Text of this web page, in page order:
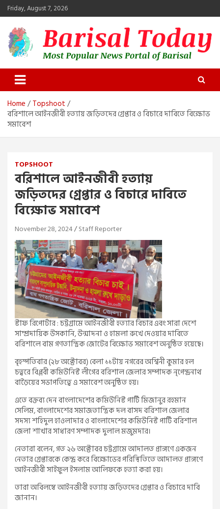
Skip
to
content
Friday, August 7, 2026
Barisal Today
The Most Popular News Portal in Barisal
Home
Topshoot
বরিশালে আইনজীবী হত্যায় জড়িতদের গ্রেপ্তার ও বিচারে দাবিতে বিক্ষোভ
সমাবেশ
TOPSHOOT
বরিশালে আইনজীবী হত্যায়
জড়িতদের গ্রেপ্তার ও বিচারে দাবিতে
বিক্ষোভ সমাবেশ
November 28, 2024 Staff Reporter
স্টাফ রিপোর্টার : চট্টগ্রামে আইনজীবী হত্যার বিচার এবং সারা দেশে
সাম্প্রদায়িক উসকানি, উন্মাদনা ও হামলা রুখে দেওয়ার দাবিতে
বরিশালে বাম গণতান্ত্রিক জোটের বিক্ষোভ সমাবেশ অনুষ্ঠিত হয়েছে।
বৃহস্পতিবার (২৮ অক্টোবর) বেলা ১১টায় নগরের অশ্বিনী কুমার হল
চত্বরে বিপ্লবী কমিউনিস্ট লীগের বরিশাল জেলার সম্পাদক নৃপেন্দ্রনাথ
বাড়ৈয়ের সভাপতিত্বে এ সমাবেশ অনুষ্ঠিত হয়।
এতে বক্তব্য দেন বাংলাদেশের কমিউনিস্ট পার্টি মিজানুর রহমান
সেলিম, বাংলাদেশের সমাজতান্ত্রিক দল বাসদ বরিশাল জেলার
সদস্য শহিদুল হাওলাদার ও বাংলাদেশের কমিউনিস্ট পার্টি বরিশাল
জেলা শাখার সাধারণ সম্পাদক দুলাল মজুমদার।
নেতারা বলেন, গত ২৬ অক্টোবর চট্টগ্রামে আদালত প্রাঙ্গণে একজন
নেতার গ্রেপ্তারকে কেন্দ্র করে বিক্ষোভের পরিস্থিতিতে আদালত প্রাঙ্গণে
আইনজীবী সাইফুল ইসলাম আলিফকে হত্যা করা হয়।
তারা অবিলম্বে আইনজীবী হত্যায় জড়িতদের গ্রেপ্তার ও বিচারে দাবি
জানান।